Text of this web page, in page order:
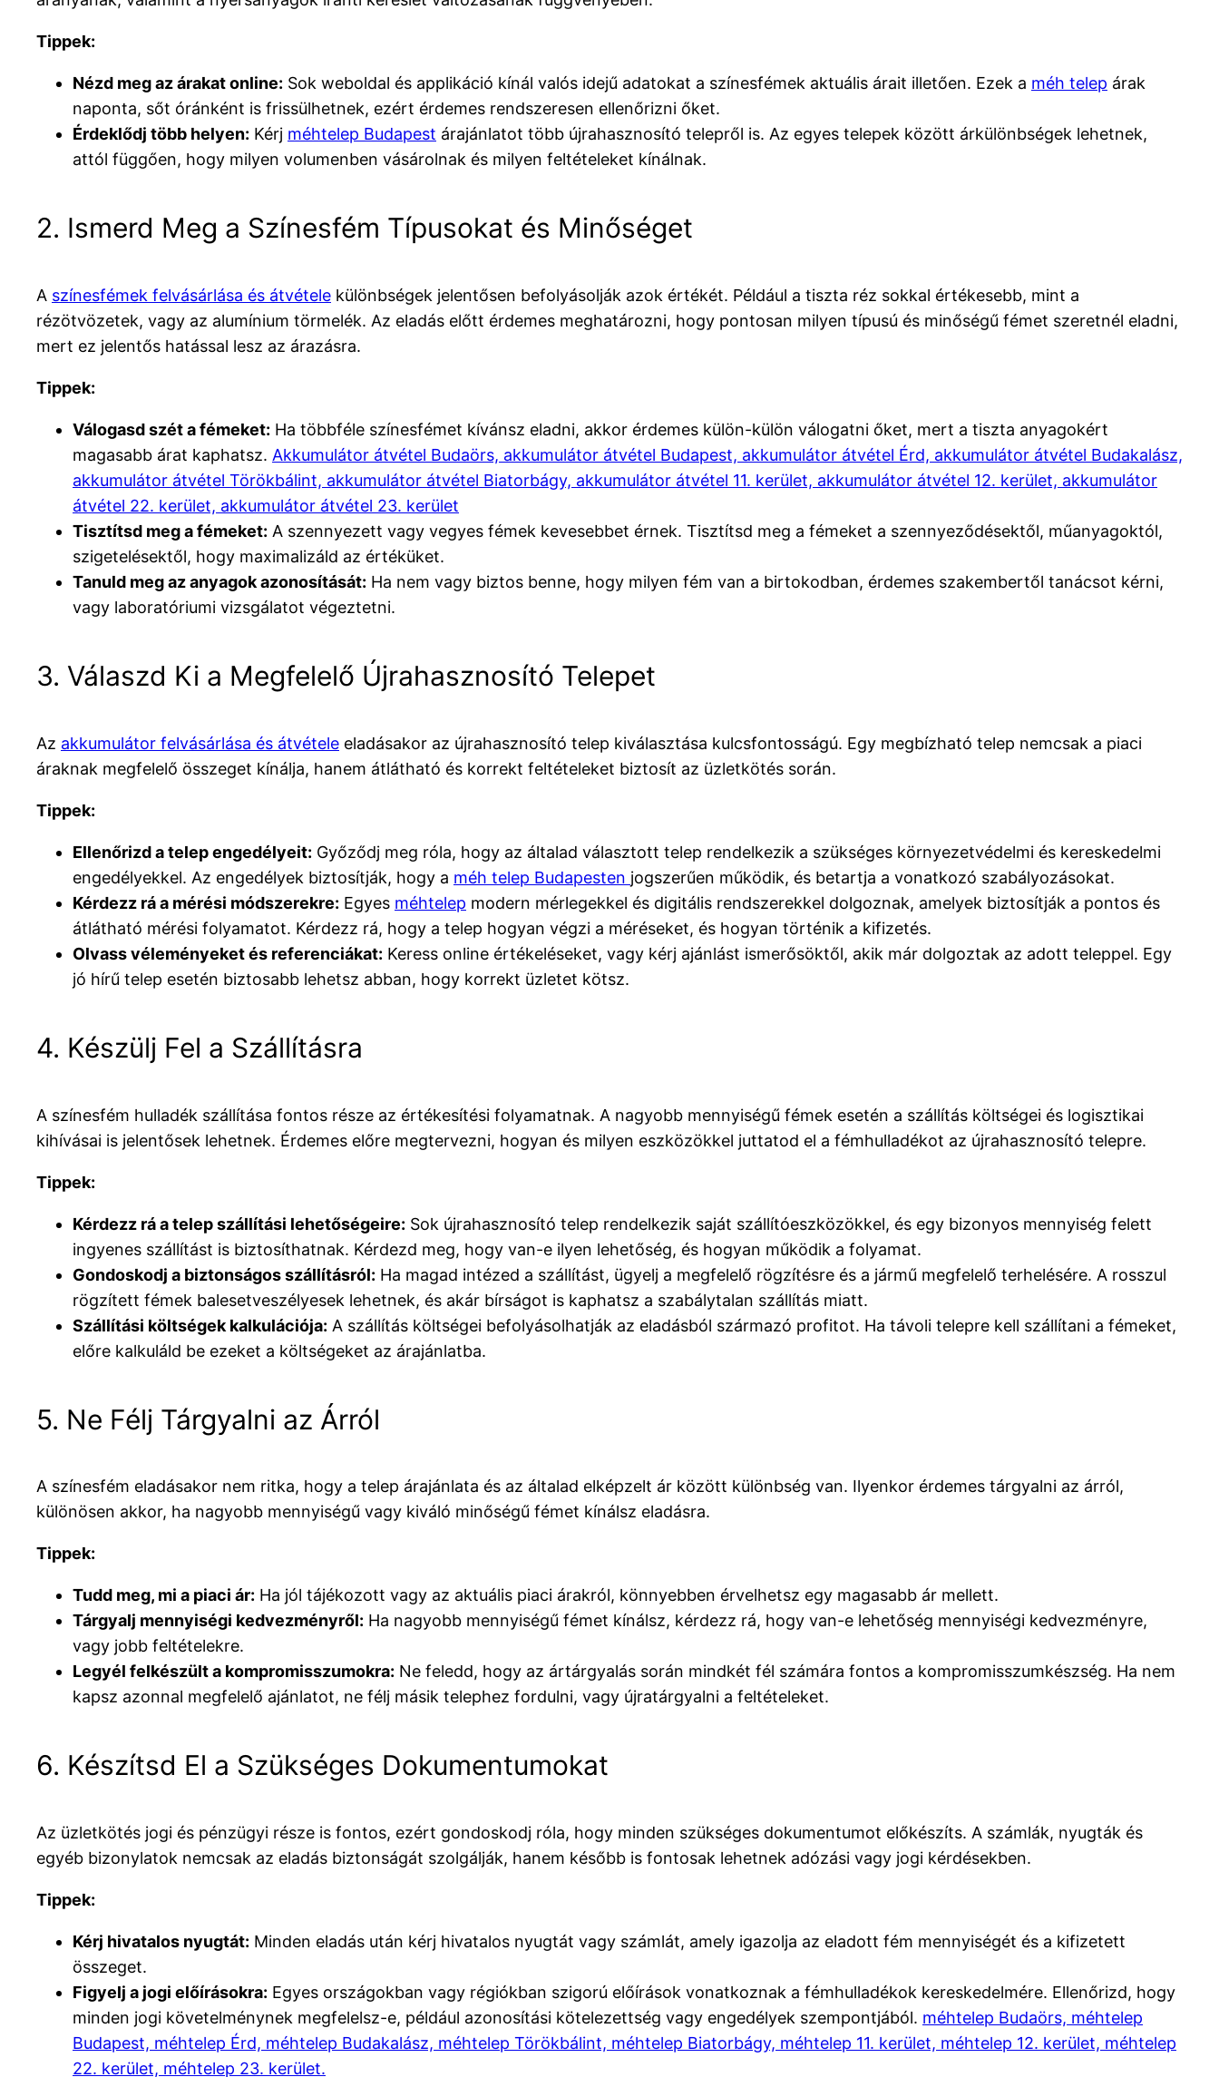
Tippek:
Nézd meg az árakat online: Sok weboldal és applikáció kínál valós idejű adatokat a színesfémek aktuális árait illetően. Ezek a méh telep árak
naponta, sőt óránként is frissülhetnek, ezért érdemes rendszeresen ellenőrizni őket.
Érdeklődj több helyen: Kérj méhtelep Budapest árajánlatot több újrahasznosító telepről is. Az egyes telepek között árkülönbségek lehetnek,
attól függően, hogy milyen volumenben vásárolnak és milyen feltételeket kínálnak.
2. Ismerd Meg a Színesfém Típusokat és Minőséget
A színesfémek felvásárlása és átvétele különbségek jelentősen befolyásolják azok értékét. Például a tiszta réz sokkal értékesebb, mint a
rézötvözetek, vagy az alumínium törmelék. Az eladás előtt érdemes meghatározni, hogy pontosan milyen típusú és minőségű fémet szeretnél eladni,
mert ez jelentős hatással lesz az árazásra.
Tippek:
Válogasd szét a fémeket: Ha többféle színesfémet kívánsz eladni, akkor érdemes külön-külön válogatni őket, mert a tiszta anyagokért
magasabb árat kaphatsz. Akkumulátor átvétel Budaörs, akkumulátor átvétel Budapest, akkumulátor átvétel Érd, akkumulátor átvétel Budakalász,
akkumulátor átvétel Törökbálint, akkumulátor átvétel Biatorbágy, akkumulátor átvétel 11. kerület, akkumulátor átvétel 12. kerület, akkumulátor
átvétel 22. kerület, akkumulátor átvétel 23. kerület
Tisztítsd meg a fémeket: A szennyezett vagy vegyes fémek kevesebbet érnek. Tisztítsd meg a fémeket a szennyeződésektől, műanyagoktól,
szigetelésektől, hogy maximalizáld az értéküket.
Tanuld meg az anyagok azonosítását: Ha nem vagy biztos benne, hogy milyen fém van a birtokodban, érdemes szakembertől tanácsot kérni,
vagy laboratóriumi vizsgálatot végeztetni.
3. Válaszd Ki a Megfelelő Újrahasznosító Telepet
Az akkumulátor felvásárlása és átvétele eladásakor az újrahasznosító telep kiválasztása kulcsfontosságú. Egy megbízható telep nemcsak a piaci
áraknak megfelelő összeget kínálja, hanem átlátható és korrekt feltételeket biztosít az üzletkötés során.
Tippek:
Ellenőrizd a telep engedélyeit: Győződj meg róla, hogy az általad választott telep rendelkezik a szükséges környezetvédelmi és kereskedelmi
engedélyekkel. Az engedélyek biztosítják, hogy a méh telep Budapesten jogszerűen működik, és betartja a vonatkozó szabályozásokat.
Kérdezz rá a mérési módszerekre: Egyes méhtelep modern mérlegekkel és digitális rendszerekkel dolgoznak, amelyek biztosítják a pontos és
átlátható mérési folyamatot. Kérdezz rá, hogy a telep hogyan végzi a méréseket, és hogyan történik a kifizetés.
Olvass véleményeket és referenciákat: Keress online értékeléseket, vagy kérj ajánlást ismerősöktől, akik már dolgoztak az adott teleppel. Egy
jó hírű telep esetén biztosabb lehetsz abban, hogy korrekt üzletet kötsz.
4. Készülj Fel a Szállításra
A színesfém hulladék szállítása fontos része az értékesítési folyamatnak. A nagyobb mennyiségű fémek esetén a szállítás költségei és logisztikai
kihívásai is jelentősek lehetnek. Érdemes előre megtervezni, hogyan és milyen eszközökkel juttatod el a fémhulladékot az újrahasznosító telepre.
Tippek:
Kérdezz rá a telep szállítási lehetőségeire: Sok újrahasznosító telep rendelkezik saját szállítóeszközökkel, és egy bizonyos mennyiség felett
ingyenes szállítást is biztosíthatnak. Kérdezd meg, hogy van-e ilyen lehetőség, és hogyan működik a folyamat.
Gondoskodj a biztonságos szállításról: Ha magad intézed a szállítást, ügyelj a megfelelő rögzítésre és a jármű megfelelő terhelésére. A rosszul
rögzített fémek balesetveszélyesek lehetnek, és akár bírságot is kaphatsz a szabálytalan szállítás miatt.
Szállítási költségek kalkulációja: A szállítás költségei befolyásolhatják az eladásból származó profitot. Ha távoli telepre kell szállítani a fémeket,
előre kalkuláld be ezeket a költségeket az árajánlatba.
5. Ne Félj Tárgyalni az Árról
A színesfém eladásakor nem ritka, hogy a telep árajánlata és az általad elképzelt ár között különbség van. Ilyenkor érdemes tárgyalni az árról,
különösen akkor, ha nagyobb mennyiségű vagy kiváló minőségű fémet kínálsz eladásra.
Tippek:
Tudd meg, mi a piaci ár: Ha jól tájékozott vagy az aktuális piaci árakról, könnyebben érvelhetsz egy magasabb ár mellett.
Tárgyalj mennyiségi kedvezményről: Ha nagyobb mennyiségű fémet kínálsz, kérdezz rá, hogy van-e lehetőség mennyiségi kedvezményre,
vagy jobb feltételekre.
Legyél felkészült a kompromisszumokra: Ne feledd, hogy az ártárgyalás során mindkét fél számára fontos a kompromisszumkészség. Ha nem
kapsz azonnal megfelelő ajánlatot, ne félj másik telephez fordulni, vagy újratárgyalni a feltételeket.
6. Készítsd El a Szükséges Dokumentumokat
Az üzletkötés jogi és pénzügyi része is fontos, ezért gondoskodj róla, hogy minden szükséges dokumentumot előkészíts. A számlák, nyugták és
egyéb bizonylatok nemcsak az eladás biztonságát szolgálják, hanem később is fontosak lehetnek adózási vagy jogi kérdésekben.
Tippek:
Kérj hivatalos nyugtát: Minden eladás után kérj hivatalos nyugtát vagy számlát, amely igazolja az eladott fém mennyiségét és a kifizetett
összeget.
Figyelj a jogi előírásokra: Egyes országokban vagy régiókban szigorú előírások vonatkoznak a fémhulladékok kereskedelmére. Ellenőrizd, hogy
minden jogi követelménynek megfelelsz-e, például azonosítási kötelezettség vagy engedélyek szempontjából. méhtelep Budaörs, méhtelep
Budapest, méhtelep Érd, méhtelep Budakalász, méhtelep Törökbálint, méhtelep Biatorbágy, méhtelep 11. kerület, méhtelep 12. kerület, méhtelep
22. kerület, méhtelep 23. kerület.